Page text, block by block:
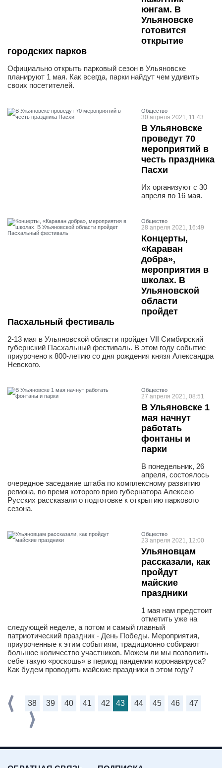
юнгам. В
Ульяновске
готовится
открытие
городских парков
Официально открыть парковый сезон в Ульяновске
планируют 1 мая. Как всегда, парки найдут чем удивить
своих посетителей.
Общество
30 апреля 2021, 11:43
В Ульяновске
проведут 70
мероприятий в
честь праздника
Пасхи
Их организуют с 30
апреля по 16 мая.
Общество
28 апреля 2021, 16:49
Концерты,
«Караван
добра»,
мероприятия в
школах. В
Ульяновской
области
пройдет
Пасхальный фестиваль
2-13 мая в Ульяновской области пройдет VII Симбирский
губернский Пасхальный фестиваль. В этом году событие
приурочено к 800-летию со дня рождения князя Александра
Невского.
Общество
27 апреля 2021, 08:51
В Ульяновске 1
мая начнут
работать
фонтаны и
парки
В понедельник, 26
апреля, состоялось
очередное заседание штаба по комплексному развитию
региона, во время которого врио губернатора Алексею
Русских рассказали о подготовке к открытию паркового
сезона.
Общество
23 апреля 2021, 12:00
Ульяновцам
рассказали, как
пройдут
майские
праздники
1 мая нам предстоит
отметить уже на
следующей неделе, а потом и самый главный
патриотический праздник - День Победы. Мероприятия,
приуроченные к этим событиям, традиционно собирают
большое количество участников. Можем ли мы позволить
себе такую «роскошь» в период пандемии коронавируса?
Как будем проводить майские праздники в этом году?
38 39 40 41 42 43 44 45 46 47